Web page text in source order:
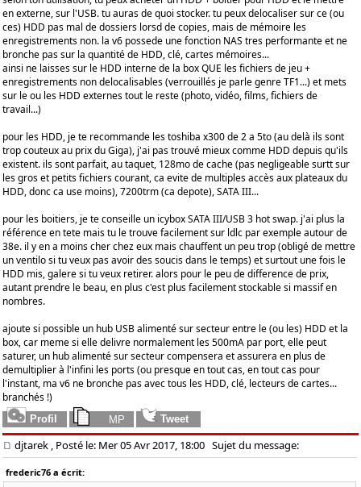
en externe, sur l'USB. tu auras de quoi stocker. tu peux delocaliser sur ce (ou
ces) HDD pas mal de dossiers lorsd de copies, mais de mémoire les
enregistrements non. la v6 possede une fonction NAS tres performante et ne
bronche pas sur la quantité de HDD, clé, cartes mémoires...
ainsi ne laisses sur le HDD interne de la box QUE les fichiers de jeu +
enregistrements non delocalisables (verrouillés je parle genre TF1...) et mets
sur le ou les HDD externes tout le reste (photo, vidéo, films, fichiers de
travail...)
pour les HDD, je te recommande les toshiba x300 de 2 a 5to (au delà ils sont
trop couteux au prix du Giga), j'ai pas trouvé mieux comme HDD depuis qu'ils
existent. ils sont parfait, au taquet, 128mo de cache (pas negligeable surtt sur
les gros et petits fichiers courant, ca evite de multiples accès aux plateaux du
HDD, donc ca use moins), 7200trm (ca depote), SATA III...
pour les boitiers, je te conseille un icybox SATA III/USB 3 hot swap. j'ai plus la
référence en tete mais tu le trouve facilement sur ldlc par exemple autour de
38e. il y en a moins cher chez eux mais chauffent un peu trop (obligé de mettre
un ventilo si tu veux pas avoir des soucis dans le temps) et surtout une fois le
HDD mis, galere si tu veux retirer. alors pour le peu de difference de prix,
autant prendre le beau, en plus c'est plus facilement stockable si massif en
nombres.
ajoute si possible un hub USB alimenté sur secteur entre le (ou les) HDD et la
box, car meme si elle delivre normalement les 500mA par port, elle peut
saturer, un hub alimenté sur secteur compensera et assurera en plus de
demultiplier à l'infini les ports (ou presque en tout cas, en tout cas pour
l'instant, ma v6 ne bronche pas avec tous les HDD, clé, lecteurs de cartes...
branchés !)
djtarek , Posté le: Mer 05 Avr 2017, 18:00 Sujet du message:
frederic76 a écrit: